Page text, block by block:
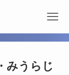
みうらじ